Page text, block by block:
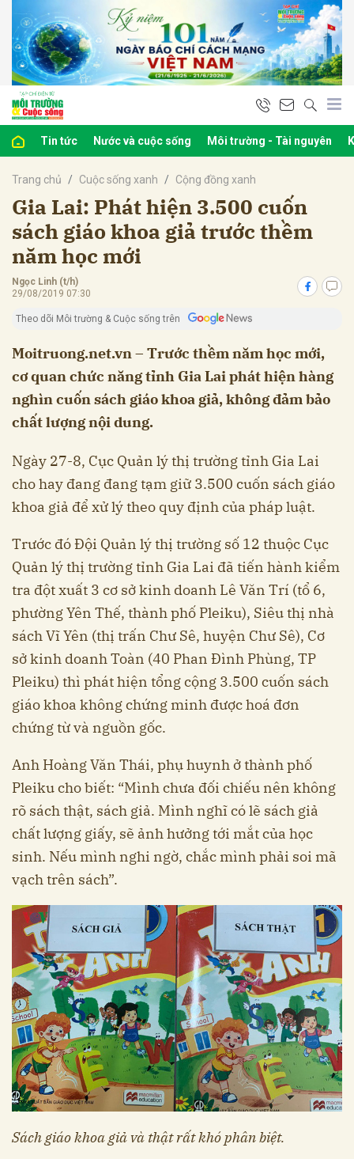
Tin tức Nước và cuộc sống Môi trường - Tài nguyên
Trang chủ Cuộc sống xanh Cộng đồng xanh
Gia Lai: Phát hiện 3.500 cuốn
sách giáo khoa giả trước thềm
năm học mới
Ngọc Linh (t/h)
29/08/2019 07:30
Theo dõi Môi trường & Cuộc sống trên
Moitruong.net.vn – Trước thềm năm học mới,
cơ quan chức năng tỉnh Gia Lai phát hiện hàng
nghìn cuốn sách giáo khoa giả, không đảm bảo
chất lượng nội dung.
Ngày 27-8, Cục Quản lý thị trường tỉnh Gia Lai
cho hay đang đang tạm giữ 3.500 cuốn sách giáo
khoa giả để xử lý theo quy định của pháp luật.
Trước đó Đội Quản lý thị trường số 12 thuộc Cục
Quản lý thị trường tỉnh Gia Lai đã tiến hành kiểm
tra đột xuất 3 cơ sở kinh doanh Lê Văn Trí (tổ 6,
phường Yên Thế, thành phố Pleiku), Siêu thị nhà
sách Vĩ Yên (thị trấn Chư Sê, huyện Chư Sê), Cơ
sở kinh doanh Toàn (40 Phan Đình Phùng, TP
Pleiku) thì phát hiện tổng cộng 3.500 cuốn sách
giáo khoa không chứng minh được hoá đơn
chứng từ và nguồn gốc.
Anh Hoàng Văn Thái, phụ huynh ở thành phố
Pleiku cho biết: “Mình chưa đối chiếu nên không
rõ sách thật, sách giả. Mình nghĩ có lẽ sách giả
chất lượng giấy, sẽ ảnh hưởng tới mắt của học
sinh. Nếu mình nghi ngờ, chắc mình phải soi mã
vạch trên sách”.
Sách giáo khoa giả và thật rất khó phân biệt.
luận